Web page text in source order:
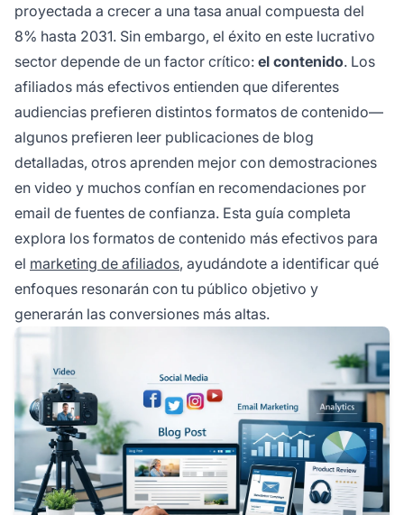
proyectada a crecer a una tasa anual compuesta del
8% hasta 2031. Sin embargo, el éxito en este lucrativo
sector depende de un factor crítico: el contenido. Los
afiliados más efectivos entienden que diferentes
audiencias prefieren distintos formatos de contenido—
algunos prefieren leer publicaciones de blog
detalladas, otros aprenden mejor con demostraciones
en video y muchos confían en recomendaciones por
email de fuentes de confianza. Esta guía completa
explora los formatos de contenido más efectivos para
el marketing de afiliados, ayudándote a identificar qué
enfoques resonarán con tu público objetivo y
generarán las conversiones más altas.